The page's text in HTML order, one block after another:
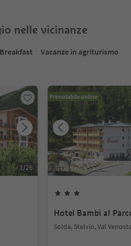
nelle vicinanze
Vacanze in agriturismo
1/26
Prenotabile online
Hotel Bambi al
Solda, Stelvio, Val